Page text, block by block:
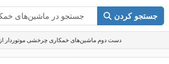
جستجو کردن
دست دوم ماشین‌های خمکاری چرخشی موتوردار از ۴۰۰۰ میلی‌متر